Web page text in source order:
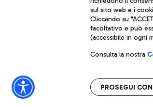
Aeroporti di Roma S.p.A. - Società
Codice fiscale e Registro delle Imprese di
Capitale sociale 62.224.743,00 int. vers.
Sede legale: Via Pier Paolo Racchetti 1 -
sul sito web e i
Cliccando su
facoltativo e può
(accessibile in ogni
Consulta la nostra
PROSEGUI